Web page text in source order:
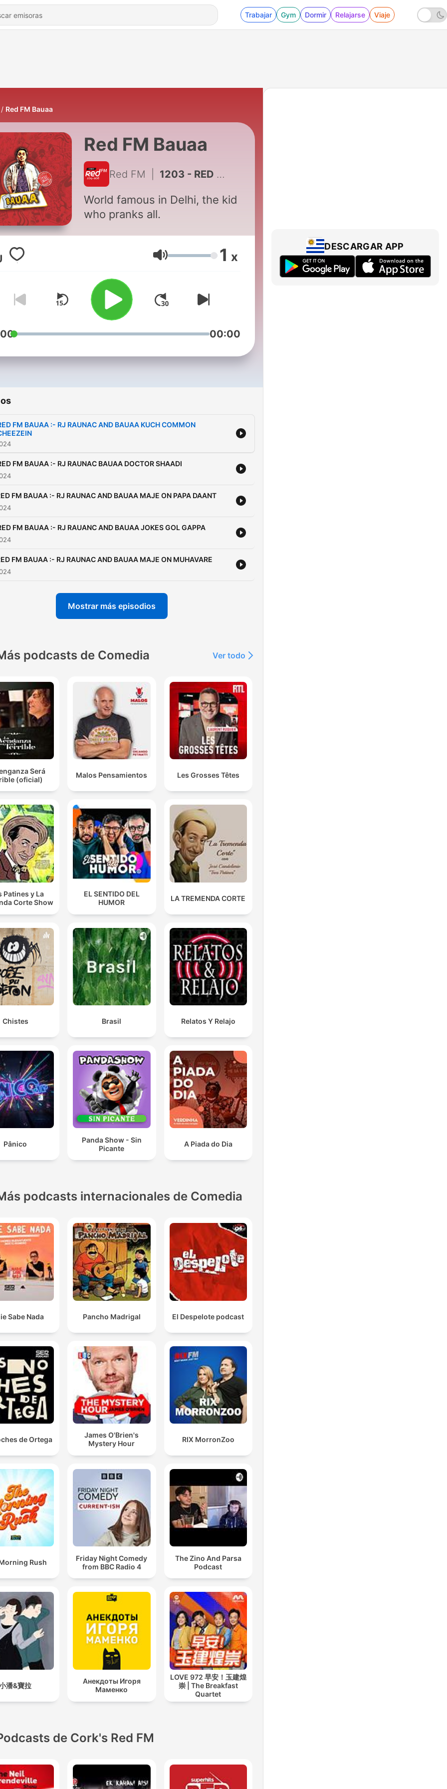
Trabajar Gym Dormir Relajarse Viaje
Red FM Bauaa
Red FM Bauaa
Red FM 1203 - RED FM BAUAA :- RJ RAUNAC AND BAUAA KUCH COMMON CHEEZEIN
World famous in Delhi, the kid
who pranks all.
Volumen 1 x
00:00
FM BAUAA :- RJ RAUNAC AND BAUAA KUCH COMMON
FM BAUAA :- RJ RAUNAC BAUAA DOCTOR SHAADI
FM BAUAA :- RJ RAUNAC AND BAUAA MAJE ON PAPA DAANT
FM BAUAA :- RJ RAUANC AND BAUAA JOKES GOL GAPPA
FM BAUAA :- RJ RAUNAC AND BAUAA MAJE ON MUHAVARE
Mostrar más episodios
podcasts de Comedia Ver todo
Será
(oficial)
Malos Pensamientos Les Grosses Têtes
Patines y La
Corte Show
EL SENTIDO DEL
HUMOR
LA TREMENDA CORTE
Chistes Brasil Relatos Y Relajo
Pânico
Panda Show - Sin
Picante
A Piada do Dia
podcasts internacionales de Comedia
Sabe Nada Pancho Madrigal El Despelote podcast
de Ortega
James O'Brien's
Mystery Hour
RIX MorronZoo
Rush
Friday Night Comedy
from BBC Radio 4
The Zino And Parsa
Podcast
潘&寶拉
Анекдоты Игоря
Маменко
LOVE 972 早安！玉建煌
崇 | The Breakfast
Quartet
de Cork's Red FM
DESCARGAR APP